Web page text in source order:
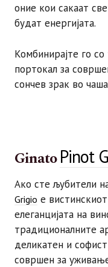
оние кои сакаат
будат енергијата.
Комбинирајте го
портокал за
сончев зрак во
GinatoPinot
Ако сте љубители
Grigio е
елеганцијата на
традиционалните
деликатен и
совршен за